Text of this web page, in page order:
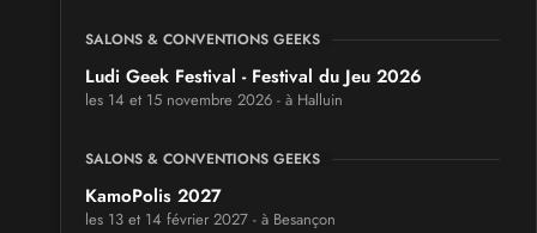
SALONS & CONVENTIONS GEEKS
Ludi Geek Festival - Festival du Jeu 2026
les 14 et 15 novembre 2026 - à Halluin
SALONS & CONVENTIONS GEEKS
KamoPolis 2027
les 13 et 14 février 2027 - à Besançon